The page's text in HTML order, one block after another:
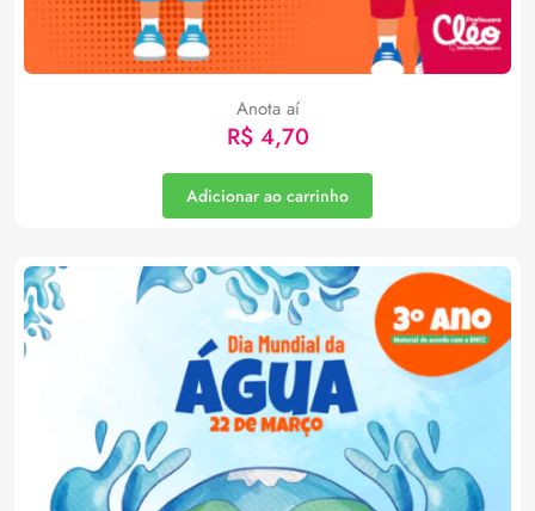
Anota aí
R$4,70
Adicionar ao carrinho